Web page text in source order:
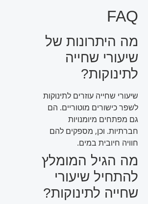
FAQ
מה היתרונות של
שיעורי שחייה
לתינוקות?
שיעורי שחייה עוזרים לתינוקות
לשפר כישורים מוטוריים. הם
גם מפתחים מיומנויות
חברתיות. וכן, מספקים להם
חוויה חיובית במים.
מה הגיל המומלץ
להתחיל שיעורי
שחייה לתינוקות?